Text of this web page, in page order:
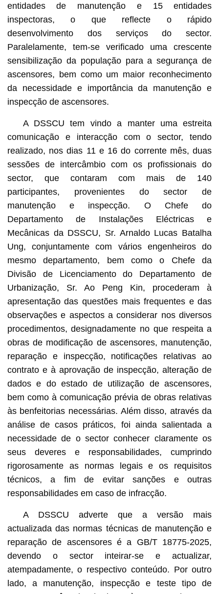
entidades de manutenção e 15 entidades
inspectoras, o que reflecte o rápido
desenvolvimento dos serviços do sector.
Paralelamente, tem-se verificado uma crescente
sensibilização da população para a segurança de
ascensores, bem como um maior reconhecimento
da necessidade e importância da manutenção e
inspecção de ascensores.
A DSSCU tem vindo a manter uma estreita
comunicação e interacção com o sector, tendo
realizado, nos dias 11 e 16 do corrente mês, duas
sessões de intercâmbio com os profissionais do
sector, que contaram com mais de 140
participantes, provenientes do sector de
manutenção e inspecção. O Chefe do
Departamento de Instalações Eléctricas e
Mecânicas da DSSCU, Sr. Arnaldo Lucas Batalha
Ung, conjuntamente com vários engenheiros do
mesmo departamento, bem como o Chefe da
Divisão de Licenciamento do Departamento de
Urbanização, Sr. Ao Peng Kin, procederam à
apresentação das questões mais frequentes e das
observações e aspectos a considerar nos diversos
procedimentos, designadamente no que respeita a
obras de modificação de ascensores, manutenção,
reparação e inspecção, notificações relativas ao
contrato e à aprovação de inspecção, alteração de
dados e do estado de utilização de ascensores,
bem como à comunicação prévia de obras relativas
às benfeitorias necessárias. Além disso, através da
análise de casos práticos, foi ainda salientada a
necessidade de o sector conhecer claramente os
seus deveres e responsabilidades, cumprindo
rigorosamente as normas legais e os requisitos
técnicos, a fim de evitar sanções e outras
responsabilidades em caso de infracção.
A DSSCU adverte que a versão mais
actualizada das normas técnicas de manutenção e
reparação de ascensores é a GB/T 18775-2025,
devendo o sector inteirar-se e actualizar,
atempadamente, o respectivo conteúdo. Por outro
lado, a manutenção, inspecção e teste tipo de